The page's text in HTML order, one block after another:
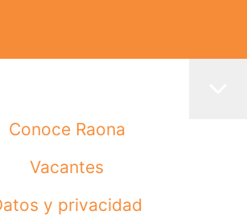
Conoce Raona
Vacantes
y privacidad